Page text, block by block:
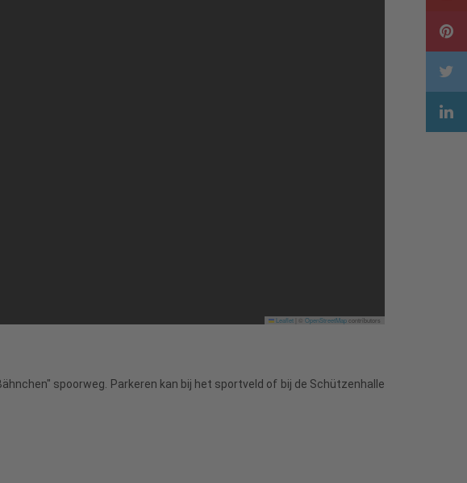
Leaflet OpenStreetMapcontributors
spoorweg. Parkeren kan bij het sportveld of bij de Schützenhalle